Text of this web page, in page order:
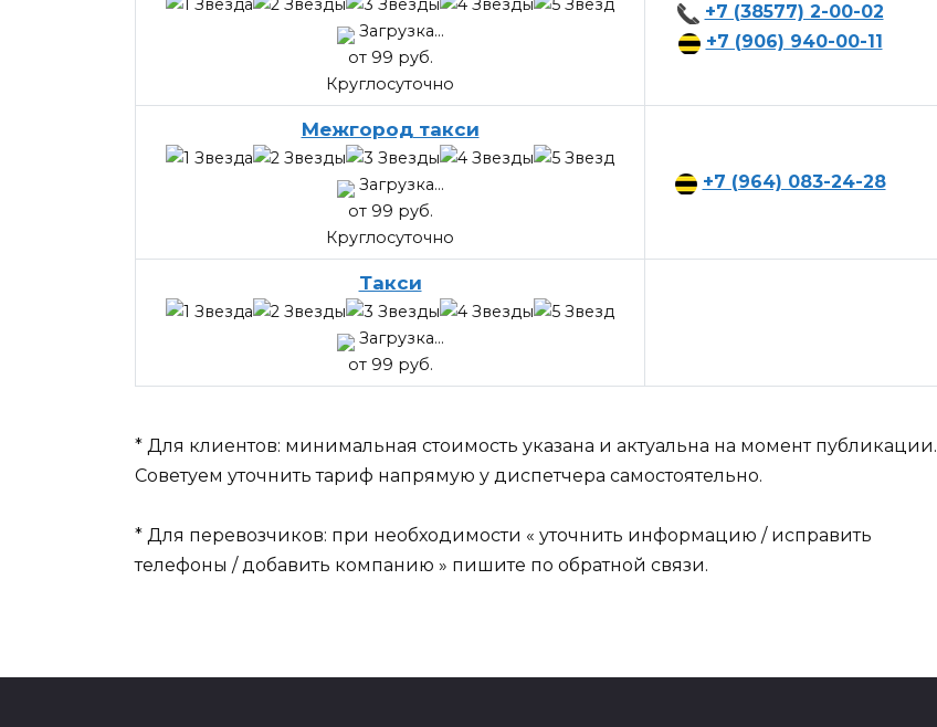
Загрузка...
от 99 руб.
Круглосуточно
+7 (38577) 2-00-02
+7 (906) 940-00-11
Межгород такси
Загрузка...
от 99 руб.
Круглосуточно
+7 (964) 083-24-28
Такси
Загрузка...
от 99 руб.
* Для клиентов: минимальная стоимость указана и актуальна на момент публикации.
Советуем уточнить тариф напрямую у диспетчера самостоятельно.
* Для перевозчиков: при необходимости « уточнить информацию / исправить
телефоны / добавить компанию » пишите по обратной связи.